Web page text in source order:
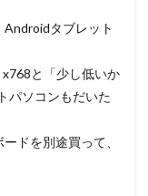
タブレット
と「少し低いか
パソコンもだいた
ドを別途買って、